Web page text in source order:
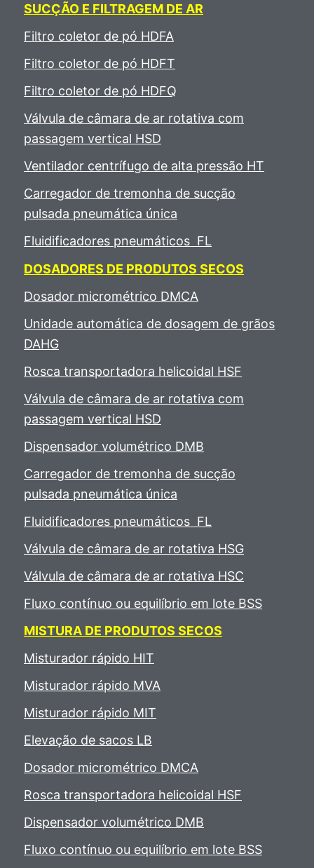
SUCÇÃO E FILTRAGEM DE AR
Filtro coletor de pó HDFA
Filtro coletor de pó HDFT
Filtro coletor de pó HDFQ
Válvula de câmara de ar rotativa com
passagem vertical HSD
Ventilador centrífugo de alta pressão HT
Carregador de tremonha de sucção
pulsada pneumática única
Fluidificadores pneumáticos FL
DOSADORES DE PRODUTOS SECOS
Dosador micrométrico DMCA
Unidade automática de dosagem de grãos
DAHG
Rosca transportadora helicoidal HSF
Válvula de câmara de ar rotativa com
passagem vertical HSD
Dispensador volumétrico DMB
Carregador de tremonha de sucção
pulsada pneumática única
Fluidificadores pneumáticos FL
Válvula de câmara de ar rotativa HSG
Válvula de câmara de ar rotativa HSC
Fluxo contínuo ou equilíbrio em lote BSS
MISTURA DE PRODUTOS SECOS
Misturador rápido HIT
Misturador rápido MVA
Misturador rápido MIT
Elevação de sacos LB
Dosador micrométrico DMCA
Rosca transportadora helicoidal HSF
Dispensador volumétrico DMB
Fluxo contínuo ou equilíbrio em lote BSS